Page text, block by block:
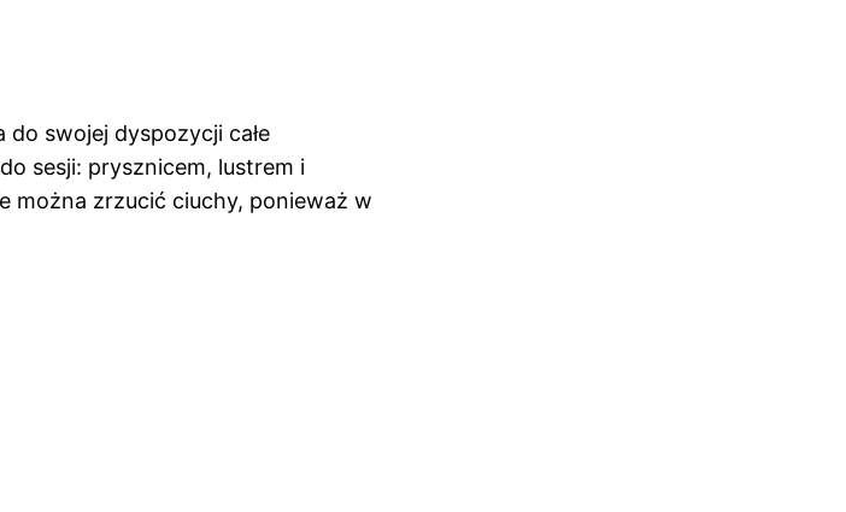
do swojej dyspozycji całe
sesji: prysznicem, lustrem i
można zrzucić ciuchy, ponieważ w